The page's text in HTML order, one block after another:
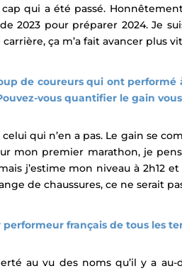
qui a été passé.
2023 pour préparer 2024. Je
ça m’a fait avancer plus
de coureurs qui ont performé
vous quantifier le gain
qui n’en a pas. Le gain se
mon premier marathon, je
j’estime mon niveau à
de chaussures, ce ne serait
français de tous les
au vu des noms qu’il y a au-